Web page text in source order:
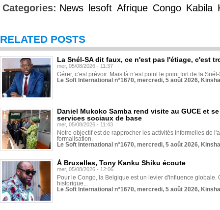
Categories: News lesoft Afrique Congo Kabila
RELATED POSTS
La Snél-SA dit faux, ce n'est pas l'étiage, c'est
mer, 05/08/2026 - 11:37
Gérer, c’est prévoir. Mais là n’est point le point fort de la
Le Soft International n°1670, mercredi, 5 août 2026,
Daniel Mukoko Samba rend visite au GUCE et
services sociaux de base
mer, 05/08/2026 - 11:43
Notre objectif est de rapprocher les activités informelles de
formalisation.
Le Soft International n°1670, mercredi, 5 août 2026,
À Bruxelles, Tony Kanku Shiku écoute
mer, 05/08/2026 - 12:06
Pour le Congo, la Belgique est un levier d'influence globale.
historique...
Le Soft International n°1670, mercredi, 5 août 2026,